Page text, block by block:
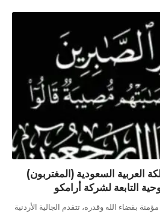
العربية السعودية (المغتربون)
التابعة لشركة أرامكو
بقضاء الله وقدره، تتقدم الجالية الأردنية